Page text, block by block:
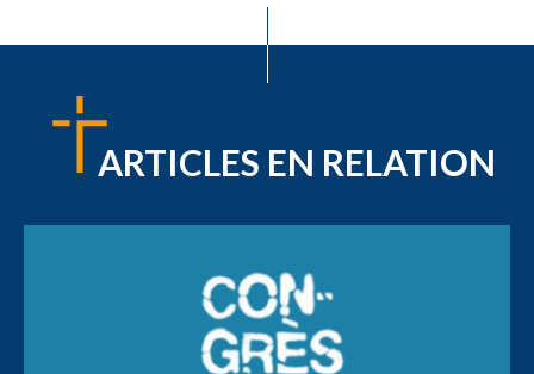
ARTICLES EN RELATION